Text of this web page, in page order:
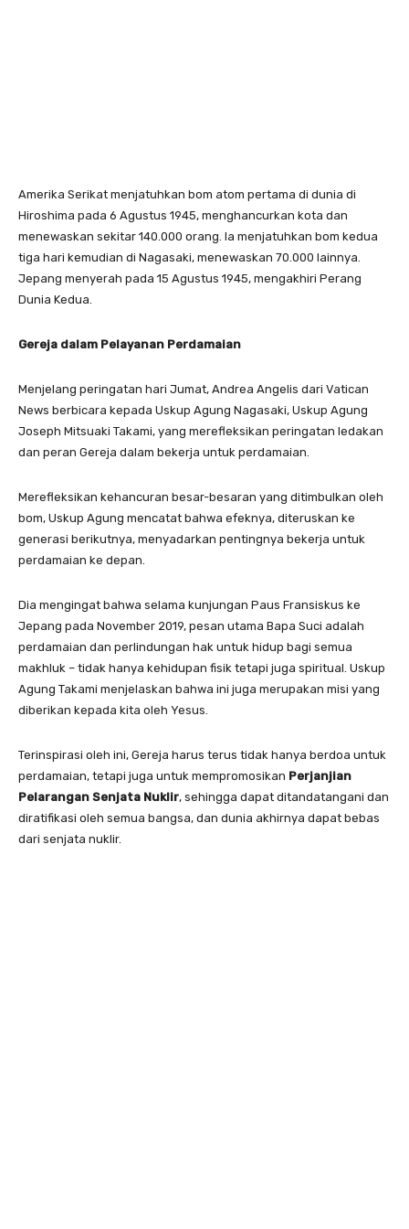
Amerika Serikat menjatuhkan bom atom pertama di dunia di
Hiroshima pada 6 Agustus 1945, menghancurkan kota dan
menewaskan sekitar 140.000 orang. Ia menjatuhkan bom kedua
tiga hari kemudian di Nagasaki, menewaskan 70.000 lainnya.
Jepang menyerah pada 15 Agustus 1945, mengakhiri Perang
Dunia Kedua.
Gereja dalam Pelayanan Perdamaian
Menjelang peringatan hari Jumat, Andrea Angelis dari Vatican
News berbicara kepada Uskup Agung Nagasaki, Uskup Agung
Joseph Mitsuaki Takami, yang merefleksikan peringatan ledakan
dan peran Gereja dalam bekerja untuk perdamaian.
Merefleksikan kehancuran besar-besaran yang ditimbulkan oleh
bom, Uskup Agung mencatat bahwa efeknya, diteruskan ke
generasi berikutnya, menyadarkan pentingnya bekerja untuk
perdamaian ke depan.
Dia mengingat bahwa selama kunjungan Paus Fransiskus ke
Jepang pada November 2019, pesan utama Bapa Suci adalah
perdamaian dan perlindungan hak untuk hidup bagi semua
makhluk – tidak hanya kehidupan fisik tetapi juga spiritual. Uskup
Agung Takami menjelaskan bahwa ini juga merupakan misi yang
diberikan kepada kita oleh Yesus.
Terinspirasi oleh ini, Gereja harus terus tidak hanya berdoa untuk
perdamaian, tetapi juga untuk mempromosikan Perjanjian
Pelarangan Senjata Nuklir, sehingga dapat ditandatangani dan
diratifikasi oleh semua bangsa, dan dunia akhirnya dapat bebas
dari senjata nuklir.